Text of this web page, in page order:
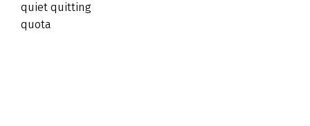
quiet quitting
quota